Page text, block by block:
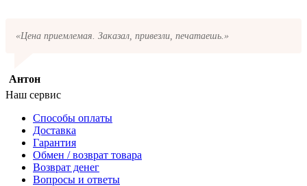
«Цена приемлемая. Заказал, привезли, печатаешь.»
Антон
Наш сервис
Способы оплаты
Доставка
Гарантия
Обмен / возврат товара
Возврат денег
Вопросы и ответы